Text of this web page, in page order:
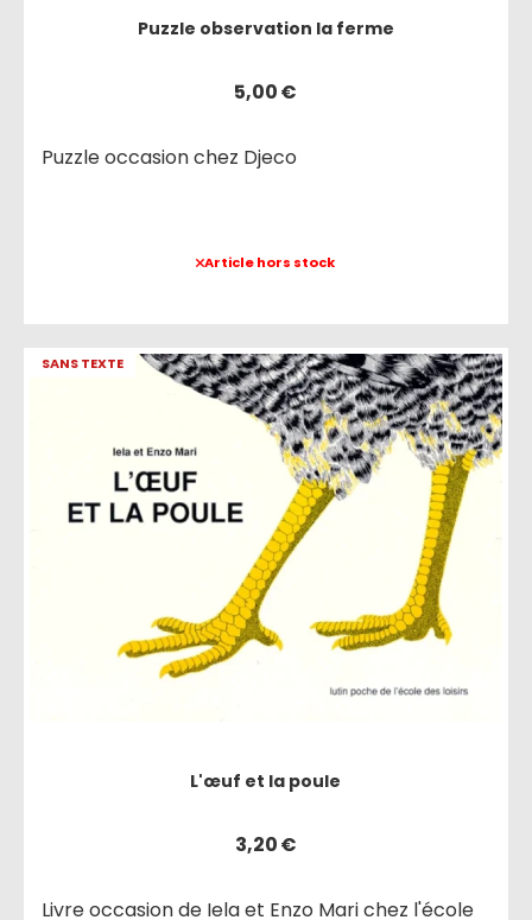
Puzzle observation la ferme
5,00€
Puzzle occasion chez Djeco
Article hors stock
SANS TEXTE
L'œuf et la poule
3,20€
Livre occasion de Iela et Enzo Mari chez l'école